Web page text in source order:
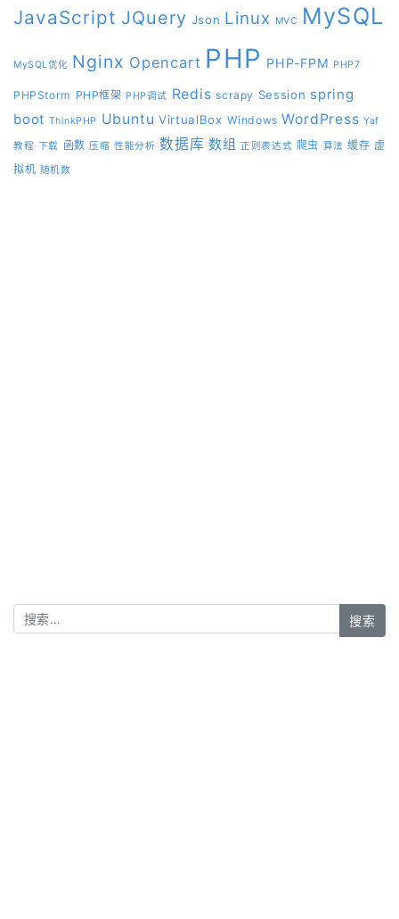
JavaScript JQuery Json Linux MVC MySQL
MySQL优化 Nginx Opencart PHP PHP-FPM PHP7
PHPStorm PHP框架 PHP调试 Redis scrapy Session spring
boot ThinkPHP Ubuntu VirtualBox Windows WordPress Yaf
教程 下载 函数 压缩 性能分析 数据库 数组 正则表达式 爬虫 算法 缓存 虚
拟机 随机数